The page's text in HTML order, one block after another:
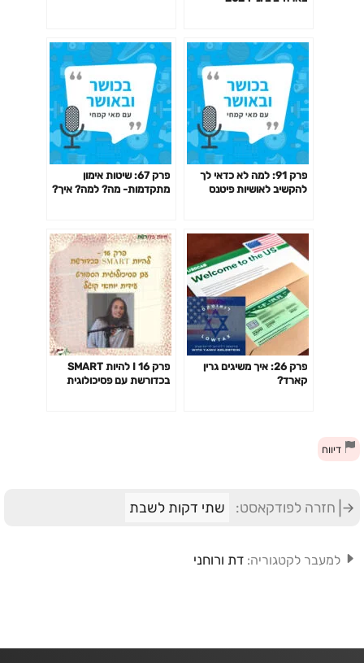
פרק 91: למה לא כדאי לך
להקשיב לאושיות פיטנס
שלך?
פרק 67: שיטות אימון
מתקדמות- מה? למה? איך?
פרק 26: איך משיגים גרין
קארד?
פרק 16 I להיות SMART
בכדורשת עם פסיכולוגית
דיווח
חזרה לפודקאסט: שתי דקות לשבת
למעבר לקטגוריה: דת ורוחני